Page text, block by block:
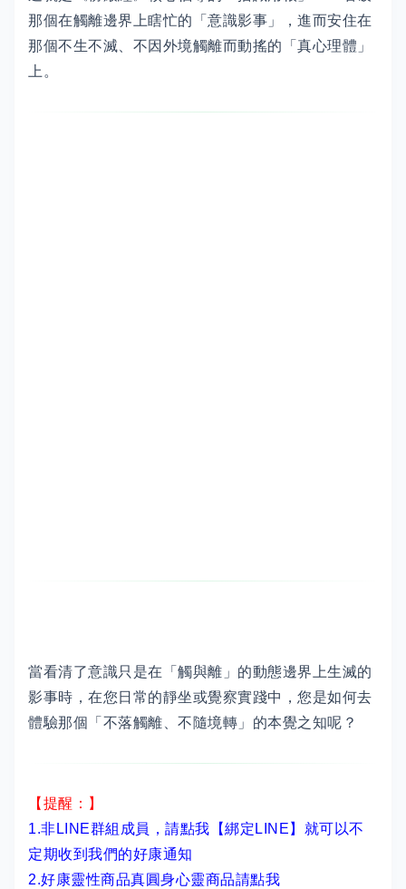
那個在觸離邊界上瞎忙的「意識影事」，進而安住在
那個不生不滅、不因外境觸離而動搖的「真心理體」
上。
當看清了意識只是在「觸與離」的動態邊界上生滅的
影事時，在您日常的靜坐或覺察實踐中，您是如何去
體驗那個「不落觸離、不隨境轉」的本覺之知呢？
【提醒：】
1.非LINE群組成員， 請點我【綁定LINE】 就可以不
定期收到我們的好康通知
2.好康靈性商品真圓身心靈商品請點我